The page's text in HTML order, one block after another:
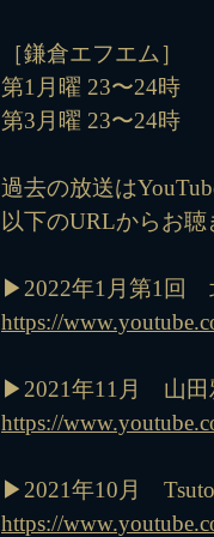
［鎌倉エフエム］
第1月曜 23〜24時　
第3月曜 23〜24時　
過去の放送は
以下のURLからお聴
▶︎2022年1月第1回　
https://
▶︎2021年11月　山田
https://
▶︎2021年10月　
https://